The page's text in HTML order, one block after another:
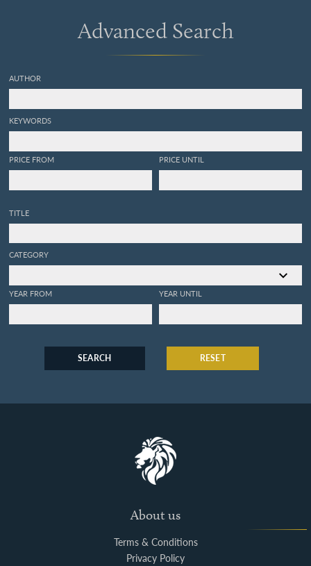
Advanced Search
AUTHOR
KEYWORDS
PRICE FROM PRICE UNTIL
TITLE
CATEGORY
YEAR FROM YEAR UNTIL
SEARCH RESET
About us
Terms & Conditions
Privacy Policy